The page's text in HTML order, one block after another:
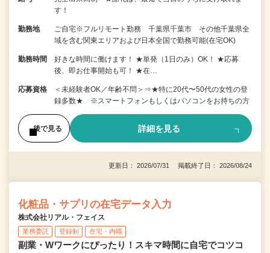
す！
勤務地
ご自宅※フルリモート勤務 千葉県千葉市 その他千葉県全
域を含む関東エリアおよび日本全国で勤務可能(在宅OK)
勤務時間
好きな時間に働けます！ ★単発（1日のみ）OK！ ★応募
後、即お仕事開始も可！ ★在…
応募資格
＜未経験者OK／年齢不問＞⇒★特に20代〜50代の女性の登
録多数★ ※スマートフォンもしくはパソコンをお持ちの方
後で見る 詳細を見る
更新日： 2026/07/31 掲載終了日： 2026/08/24
化粧品・サプリの在宅データ入力
株式会社リアル・フェイス
業務委託 登録制 在宅・内職
副業・Wワークにぴったり！スキマ時間に自宅でコツコ